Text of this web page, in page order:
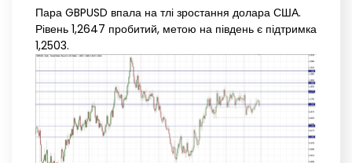
Пара GBPUSD впала на тлі зростання долара США.
Рівень 1,2647 пробитий, метою на південь є підтримка
1,2503.